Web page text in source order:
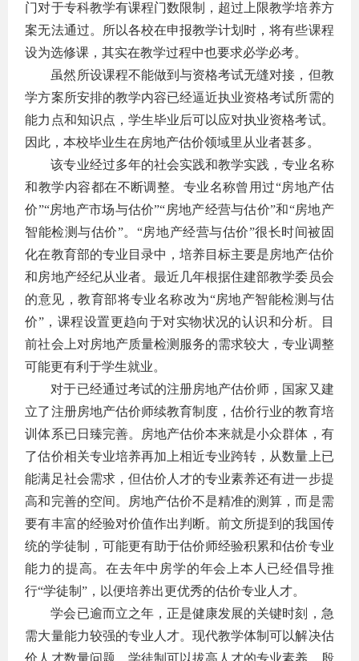
门对于专科教学有课程门数限制，超过上限教学培养方
案无法通过。所以各校在申报教学计划时，将有些课程
设为选修课，其实在教学过程中也要求必学必考。
虽然所设课程不能做到与资格考试无缝对接，但教
学方案所安排的教学内容已经逼近执业资格考试所需的
能力点和知识点，学生毕业后可以应对执业资格考试。
因此，本校毕业生在房地产估价领域里从业者甚多。
该专业经过多年的社会实践和教学实践，专业名称
和教学内容都在不断调整。专业名称曾用过“房地产估
价”“房地产市场与估价”“房地产经营与估价”和“房地产
智能检测与估价”。“房地产经营与估价”很长时间被固
化在教育部的专业目录中，培养目标主要是房地产估价
和房地产经纪从业者。最近几年根据住建部教学委员会
的意见，教育部将专业名称改为“房地产智能检测与估
价”，课程设置更趋向于对实物状况的认识和分析。目
前社会上对房地产质量检测服务的需求较大，专业调整
可能更有利于学生就业。
对于已经通过考试的注册房地产估价师，国家又建
立了注册房地产估价师续教育制度，估价行业的教育培
训体系已日臻完善。房地产估价本来就是小众群体，有
了估价相关专业培养再加上相近专业跨转，从数量上已
能满足社会需求，但估价人才的专业素养还有进一步提
高和完善的空间。房地产估价不是精准的测算，而是需
要有丰富的经验对价值作出判断。前文所提到的我国传
统的学徒制，可能更有助于估价师经验积累和估价专业
能力的提高。在去年中房学的年会上本人已经倡导推
行“学徒制”，以便培养出更优秀的估价专业人才。
学会已逾而立之年，正是健康发展的关键时刻，急
需大量能力较强的专业人才。现代教学体制可以解决估
价人才数量问题，学徒制可以拔高人才的专业素养。殷